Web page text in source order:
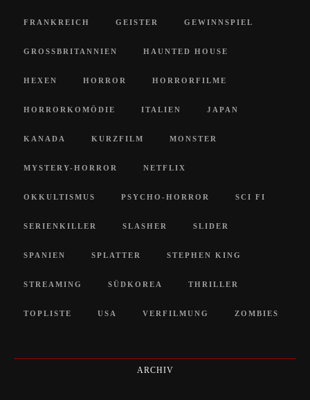
FRANKREICH GEISTER GEWINNSPIEL
GROSSBRITANNIEN HAUNTED HOUSE
HEXEN HORROR HORRORFILME
HORRORKOMÖDIE ITALIEN JAPAN
KANADA KURZFILM MONSTER
MYSTERY-HORROR NETFLIX
OKKULTISMUS PSYCHO-HORROR SCI FI
SERIENKILLER SLASHER SLIDER
SPANIEN SPLATTER STEPHEN KING
STREAMING SÜDKOREA THRILLER
TOPLISTE USA VERFILMUNG ZOMBIES
ARCHIV